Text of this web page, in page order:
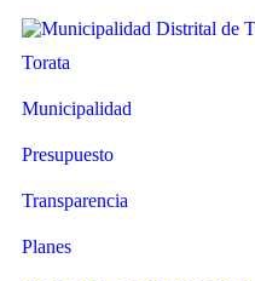
Torata
Municipalidad
Presupuesto
Transparencia
Planes